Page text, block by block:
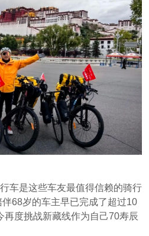
车是这些车友最值得信赖的骑行
68岁的车主早已完成了超过10
再度挑战新藏线作为自己70寿辰